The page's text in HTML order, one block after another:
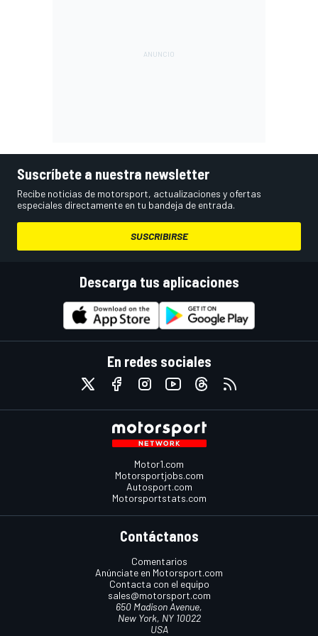
Suscríbete a nuestra newsletter
Recibe noticias de motorsport, actualizaciones y ofertas
especiales directamente en tu bandeja de entrada.
SUSCRIBIRSE
Descarga tus aplicaciones
En redes sociales
Motor1.com
Motorsportjobs.com
Autosport.com
Motorsportstats.com
Contáctanos
Comentarios
Anúnciate en Motorsport.com
Contacta con el equipo
sales@motorsport.com
650 Madison Avenue,
New York, NY 10022
USA